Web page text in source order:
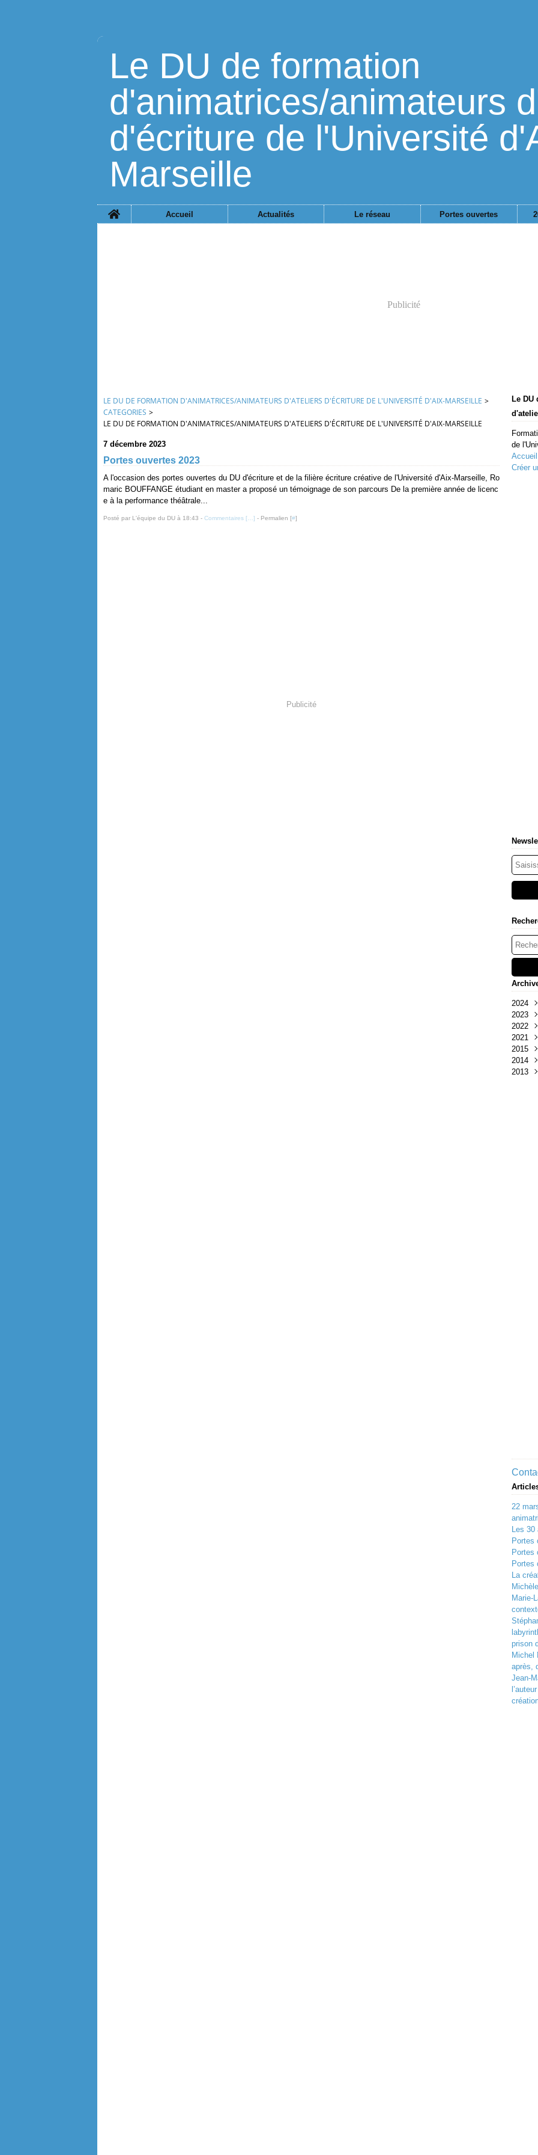
Le DU de formation
d'animatrices/animateurs
d'écriture de l'Université
Marseille
Home
Accueil Actualités Le réseau Portes ouvertes
Publicité
LE DU DE FORMATION D'ANIMATRICES/ANIMATEURS D'ATELIERS D'ÉCRITURE DE L'UNIVERSITÉ D'AIX-MARSEILLE >
CATEGORIES >
LE DU DE FORMATION D'ANIMATRICES/ANIMATEURS D'ATELIERS D'ÉCRITURE DE L'UNIVERSITÉ D'AIX-MARSEILLE
7 décembre 2023
Portes ouvertes 2023
A l'occasion des portes ouvertes du DU d'écriture et de la filière écriture créative de l'Université d'Aix-Marseille, Ro
maric BOUFFANGE étudiant en master a proposé un témoignage de son parcours De la première année de licenc
e à la performance théâtrale...
Posté par L'équipe du DU à 18:43 - Commentaires [ ] - Permalien [#]
Publicité
Le
de
Créer
2024
2023
2022
2021
2015
2014
2013
22
Les 30
Portes
Portes
Portes
La
Marie-
prison
Michel
après,
Jean-